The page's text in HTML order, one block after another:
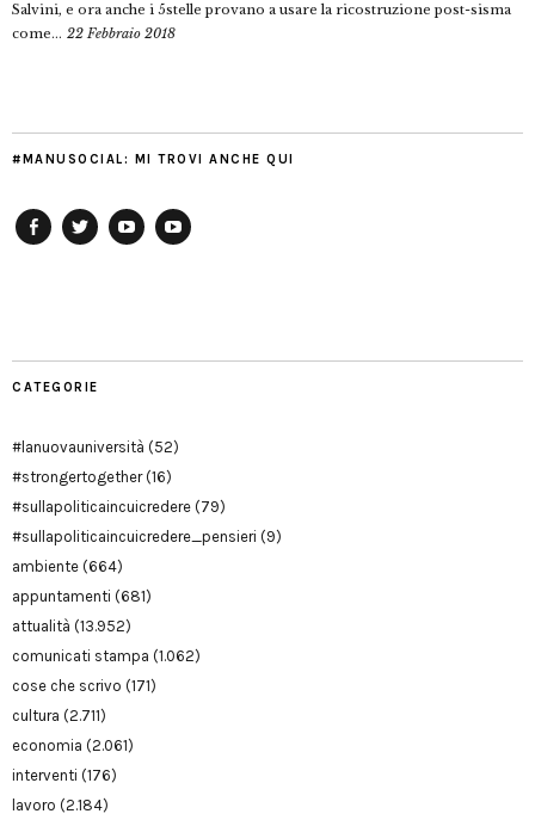
Salvini, e ora anche i 5stelle provano a usare la ricostruzione post-sisma
come... 22 Febbraio 2018
#MANUSOCIAL: MI TROVI ANCHE QUI
CATEGORIE
#lanuovauniversità (52)
#strongertogether(16)
#sullapoliticaincuicredere (79)
#sullapoliticaincuicredere_pensieri (9)
ambiente (664)
appuntamenti (681)
attualità (13.952)
comunicati stampa (1.062)
cose che scrivo (171)
cultura (2.711)
economia (2.061)
interventi (176)
lavoro (2.184)